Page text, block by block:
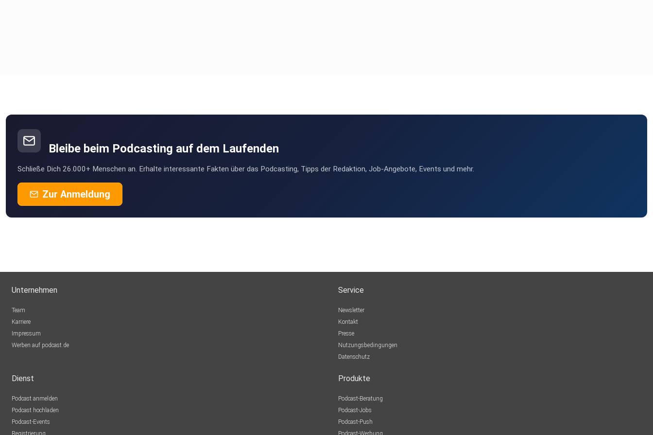
Bleibe beim Podcasting auf dem Laufenden
Schließe Dich 26.000+ Menschen an. Erhalte interessante Fakten über das Podcasting, Tipps der Redaktion, Job-Angebote, Events und mehr.
Zur Anmeldung
Unternehmen
Team
Karriere
Impressum
Werben auf podcast.de
Service
Newsletter
Kontakt
Presse
Nutzungsbedingungen
Datenschutz
Dienst
Podcast anmelden
Podcast hochladen
Podcast-Events
Registrierung
Produkte
Podcast-Beratung
Podcast-Jobs
Podcast-Push
Podcast-Werbung